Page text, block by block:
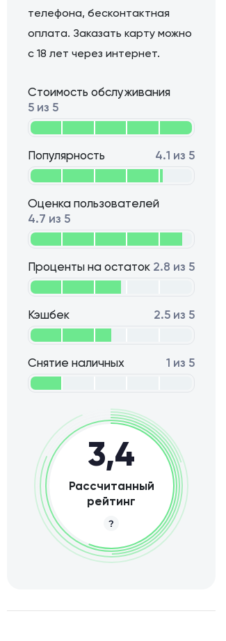
телефона, бесконтактная
оплата. Заказать карту можно
с 18 лет через интернет.
Проценты на остаток 2.8 из 5
Кэшбек 2.5 из 5
Снятие наличных 1 из 5
Стоимость обслуживания
5 из 5
Популярность 4.1 из 5
Оценка пользователей
4.7 из 5
3,4
Рассчитанный
рейтинг